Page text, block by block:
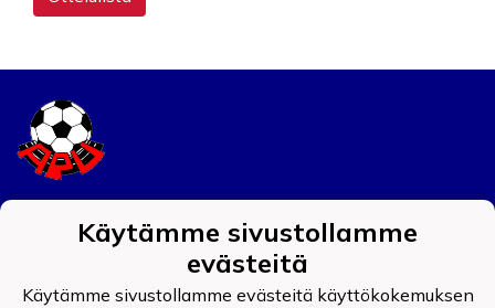
Auran Palokunnan Urheilijat ry
0908519-4
Käytämme sivustollamme
evästeitä
Käytämme sivustollamme evästeitä käyttökokemuksen